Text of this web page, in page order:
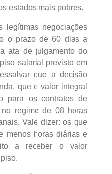
estados mais pobres.
legítimas negociações
o prazo de 60 dias a
ata de julgamento do
salarial previsto em
que a decisão
que o valor integral
para os contratos de
no regime de 08 horas
Vale dizer: os que
menos horas diárias e
a receber o valor